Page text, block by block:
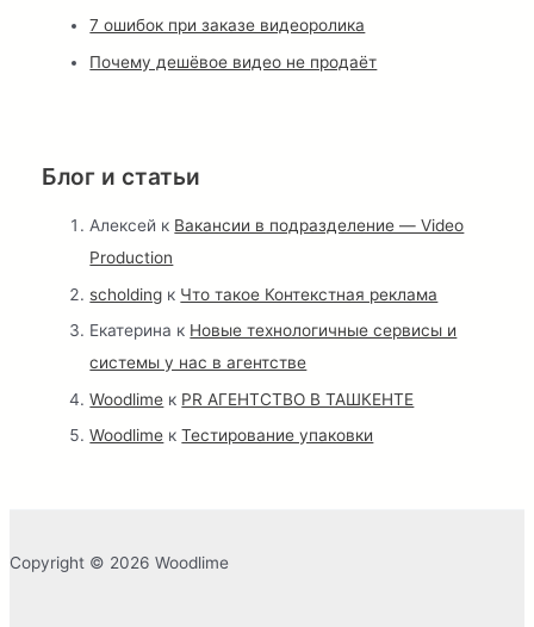
7 ошибок при заказе видеоролика
Почему дешёвое видео не продаёт
Блог и статьи
Алексей к Вакансии в подразделение — Video
Production
scholding к Что такое Контекстная реклама
Екатерина к Новые технологичные сервисы и
системы у нас в агентстве
Woodlime к PR АГЕНТСТВО В ТАШКЕНТЕ
Woodlime кТестирование упаковки
Copyright © 2026 Woodlime